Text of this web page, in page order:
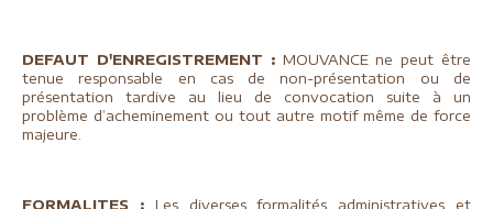
DEFAUT D'ENREGISTREMENT :MOUVANCE ne peut être
tenue responsable en cas de non-présentation ou de
présentation tardive au lieu de convocation suite à un
problème d’acheminement ou tout autre motif même de force
majeure.
FORMALITES :Les diverses formalités administratives et